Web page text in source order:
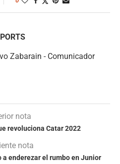
Zabarain - Comunicador
nota
revoluciona Catar 2022
nota
a enderezar el rumbo en Junior